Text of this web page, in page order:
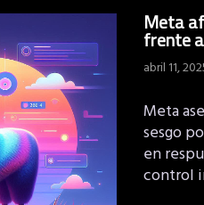
Meta
frente
abril 11,
Meta
sesgo
en
control